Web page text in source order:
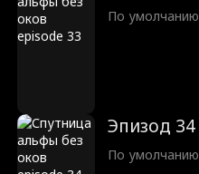
По умолчанию
Эпизод 34
По умолчанию